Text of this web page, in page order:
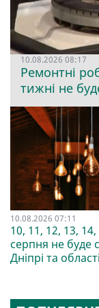
10.08.2026 08:17
Ремонтні
тижні не
10.08.2026 07:11
10, 11, 12, 13, 14,
серпня не буде
Дніпрі та